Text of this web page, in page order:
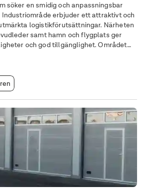
söker en smidig och anpassningsbar
logistikförutsättningar. Närheten
samt hamn och flygplats ger
och god tillgänglighet. Området
med restauranger, handel och